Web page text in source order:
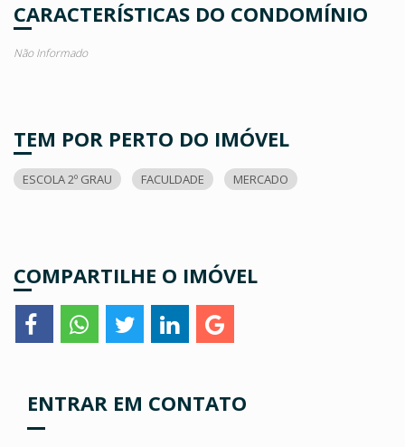
CARACTERÍSTICAS DO CONDOMÍNIO
Não Informado
TEM POR PERTO DO IMÓVEL
ESCOLA 2º GRAU FACULDADE MERCADO
COMPARTILHE O IMÓVEL
ENTRAR EM CONTATO